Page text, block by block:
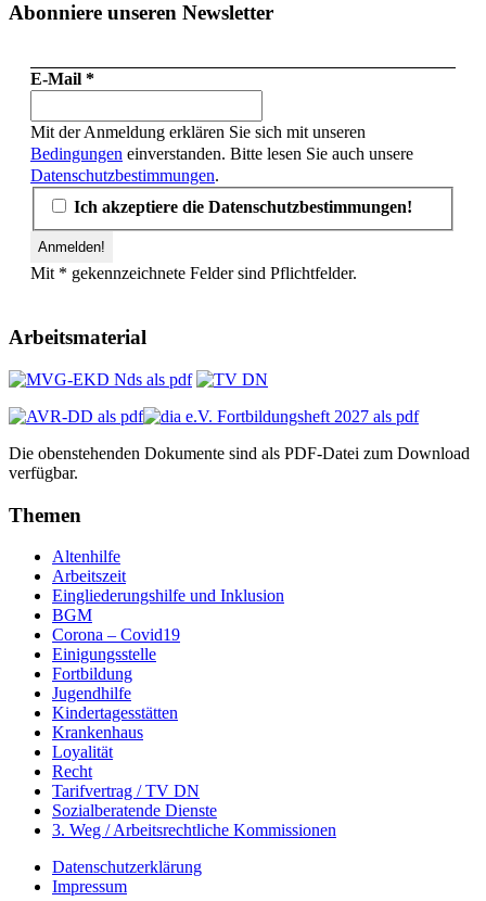
Abonniere unseren Newsletter
E-Mail *
Mit der Anmeldung erklären Sie sich mit unseren
Bedingungen einverstanden. Bitte lesen Sie auch unsere
Datenschutzbestimmungen.
Ich akzeptiere die Datenschutzbestimmungen!
Mit * gekennzeichnete Felder sind Pflichtfelder.
Arbeitsmaterial
Die obenstehenden Dokumente sind als PDF-Datei zum Download
verfügbar.
Themen
Altenhilfe
Arbeitszeit
Eingliederungshilfe und Inklusion
BGM
Corona – Covid19
Einigungsstelle
Fortbildung
Jugendhilfe
Kindertagesstätten
Krankenhaus
Loyalität
Recht
Tarifvertrag / TV DN
Sozialberatende Dienste
3. Weg / Arbeitsrechtliche Kommissionen
Datenschutzerklärung
Impressum